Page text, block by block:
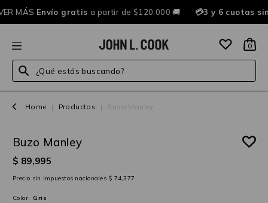
MÁS Envío gratis a partir de $120.000 🚚 💳3 y 6 cuotas
0
¿Qué estás buscando?
Home | Productos | Buzo Manley
25%OFF
Buzo Manley
$ 89,995
Precio sin impuestos nacionales $ 74,377
Color: Gris